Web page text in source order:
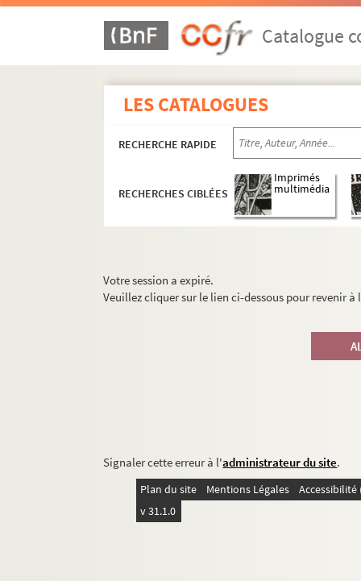
Catalogue
LES CATALOGUES
RECHERCHE RAPIDE
RECHERCHES CIBLÉES
Imprimés
multimédia
Votre session a expiré.
Veuillez cliquer sur le lien ci-dessous pour revenir
Signaler cette erreur à l'administrateur du site.
Plan du site Mentions Légales
v 31.1.0